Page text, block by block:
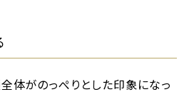
体がのっぺりとした印象になっ